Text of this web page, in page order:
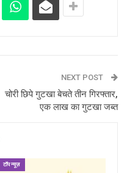
NEXT POST
चोरी छिपे गुटखा बेचते तीन गिरफ्तार,
एक लाख का गुटखा जब्त
टॉप न्यूज़